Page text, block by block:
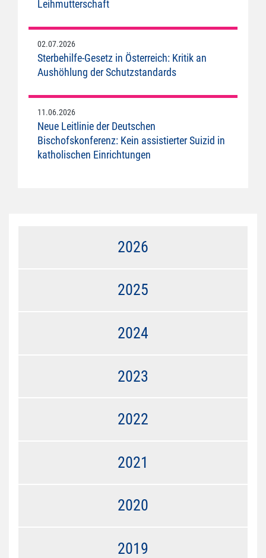
Leihmutterschaft
02.07.2026
Sterbehilfe-Gesetz in Österreich: Kritik an
Aushöhlung der Schutzstandards
11.06.2026
Neue Leitlinie der Deutschen
Bischofskonferenz: Kein assistierter Suizid in
katholischen Einrichtungen
2026
2025
2024
2023
2022
2021
2020
2019